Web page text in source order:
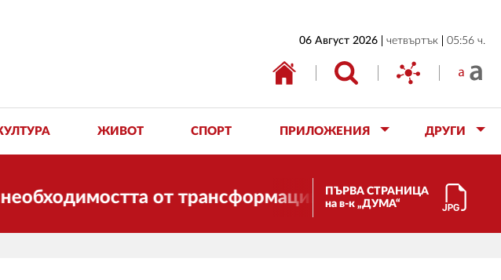
06 Август 2026 четвъртък 05:56 ч.
ЖИВОТ СПОРТ ПРИЛОЖЕНИЯ ДРУГИ
от трансформации. И ДУМА се променя и
ПЪРВА СТРАНИЦА
на в-к „ДУМА“
ИКОНОМИКА
ОБЩЕСТВО